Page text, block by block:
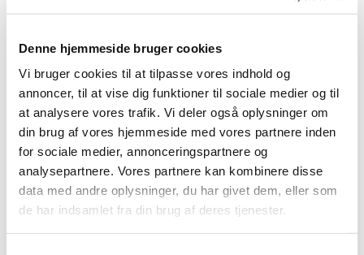
Denne hjemmeside bruger cookies
Vi bruger cookies til at tilpasse vores indhold og
annoncer, til at vise dig funktioner til sociale medier og til
at analysere vores trafik. Vi deler også oplysninger om
din brug af vores hjemmeside med vores partnere inden
for sociale medier, annonceringspartnere og
analysepartnere. Vores partnere kan kombinere disse
data med andre oplysninger, du har givet dem, eller som
de har indsamlet fra din brug af deres tjenester.
Andre kopper
Skåle, Fade og Tallerkener
Lys og lamper
Bordlamper
Loftrosetter
Vægrosetter
Lysestager
Stearinlys
Ester & Erik 32 cm.
Ester & Erik 42 cm.